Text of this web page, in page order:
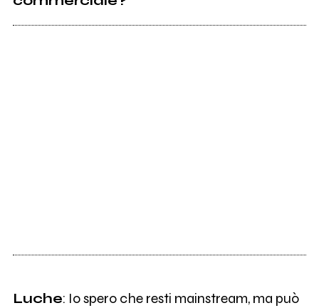
Luche: Io spero che resti mainstream, ma può